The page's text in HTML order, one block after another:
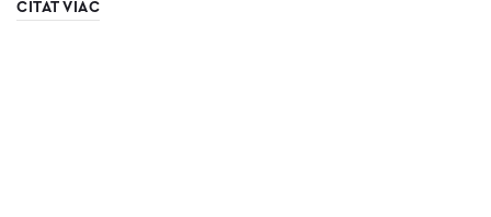
ČÍŤAŤ VIAC